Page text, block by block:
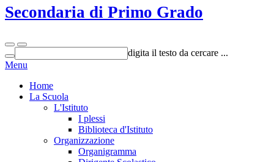
Secondaria di Primo Grado
digita il testo da cercare ...
Menu
Home
La Scuola
L'Istituto
I plessi
Biblioteca d'Istituto
Organizzazione
Organigramma